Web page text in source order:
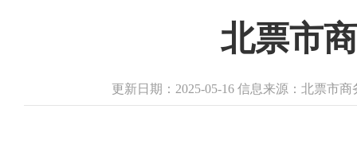
北票市
更新日期：2025-05-16 信息来源：北票市